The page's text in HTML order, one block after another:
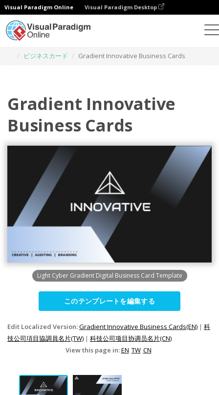
Visual Paradigm Online Visual Paradigm Desktop
ビジネスカード
Gradient Innovative Business Cards
Gradient Innovative
Business Cards
Light Cyber Gradient Digital Business Card Template
このテンプレートを編集する
Edit Localized Version:Gradient Innovative Business Cards(EN) | 科
技公司項目協調員名片(TW) | 科技公司项目协调员名片(CN)
View this page in:EN TW CN